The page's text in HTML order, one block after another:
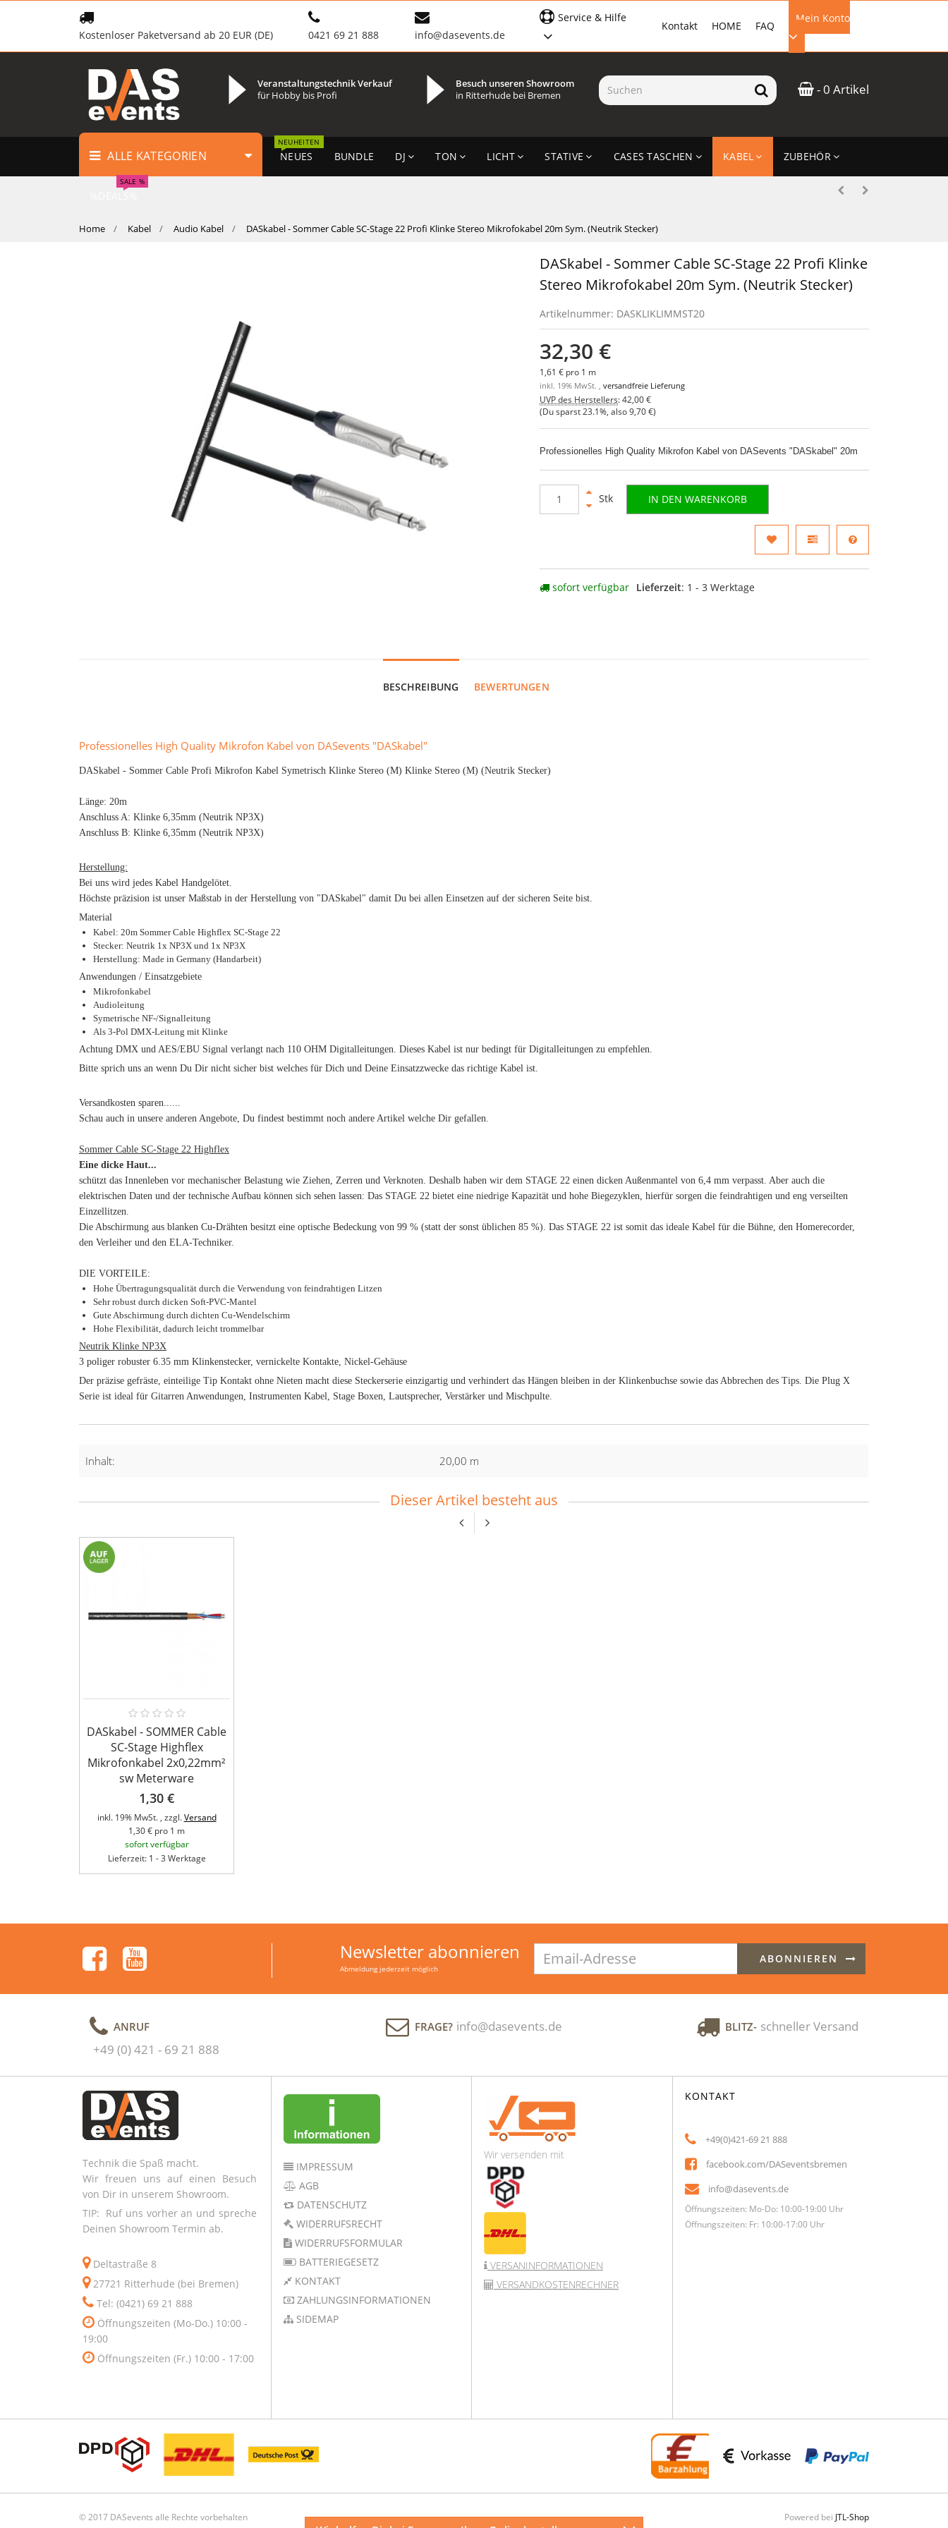
Kostenloser Paketversand ab 20 EUR (DE) 0421 69 21 888 info@dasevents.de
Mein Konto
EMAIL-ADRESSE
ANMELDEN
FAQ
HOME
Kontakt
Service & Hilfe
- 0 Artikel
Veranstaltungstechnik Verkauf
für Hobby bis Profi
Besuch unseren Showroom
in Ritterhude bei Bremen
ALLE KATEGORIEN NEUES
NEUHEITEN
BUNDLE DJ TON LICHT STATIVE CASES TASCHEN KABEL ZUBEHÖR
SALE %
Home Kabel Audio Kabel DASkabel - Sommer Cable SC-Stage 22 Profi Klinke Stereo Mikrofokabel 20m Sym. (Neutrik Stecker)
DASkabel - Sommer Cable SC-Stage 22 Profi Klinke
Stereo Mikrofokabel 20m Sym. (Neutrik Stecker)
Artikelnummer: DASKLIKLIMMST20
32,30 €
1,61 € pro 1 m
inkl. 19% MwSt. ,versandfreie Lieferung
UVP des Herstellers:42,00 €
(Du sparst 23.1% , also9,70 €)
Professionelles High Quality Mikrofon Kabel von DASevents "DASkabel" 20m
Stk IN DEN WARENKORB
sofort verfügbar Lieferzeit: 1 - 3 Werktage
BESCHREIBUNG BEWERTUNGEN
Professionelles High Quality Mikrofon Kabel von DASevents "DASkabel"
DASkabel - Sommer Cable Profi Mikrofon Kabel Symetrisch Klinke Stereo (M) Klinke Stereo (M) (Neutrik Stecker)
Länge: 20m
Anschluss A: Klinke 6,35mm (Neutrik NP3X)
Anschluss B: Klinke 6,35mm (Neutrik NP3X)
Herstellung:
Bei uns wird jedes Kabel Handgelötet.
Höchste präzision ist unser Maßstab in der Herstellung von "DASkabel" damit Du bei allen Einsetzen auf der sicheren Seite bist.
Material
Kabel: 20m Sommer Cable Highflex SC-Stage 22
Stecker: Neutrik 1x NP3X und 1x NP3X
Herstellung: Made in Germany (Handarbeit)
Anwendungen / Einsatzgebiete
Mikrofonkabel
Audioleitung
Symetrische NF-/Signalleitung
Als 3-Pol DMX-Leitung mit Klinke
Achtung DMX und AES/EBU Signal verlangt nach 110 OHM Digitalleitungen. Dieses Kabel ist nur bedingt für Digitalleitungen zu empfehlen.
Bitte sprich uns an wenn Du Dir nicht sicher bist welches für Dich und Deine Einsatzzwecke das richtige Kabel ist.
Versandkosten sparen......
Schau auch in unsere anderen Angebote, Du findest bestimmt noch andere Artikel welche Dir gefallen.
Sommer Cable SC-Stage 22 Highflex
Eine dicke Haut...
schützt das Innenleben vor mechanischer Belastung wie Ziehen, Zerren und Verknoten. Deshalb haben wir dem STAGE 22 einen dicken Außenmantel von 6,4 mm verpasst. Aber auch die
elektrischen Daten und der technische Aufbau können sich sehen lassen: Das STAGE 22 bietet eine niedrige Kapazität und hohe Biegezyklen, hierfür sorgen die feindrahtigen und eng verseilten
Einzellitzen.
Die Abschirmung aus blanken Cu-Drähten besitzt eine optische Bedeckung von 99 % (statt der sonst üblichen 85 %). Das STAGE 22 ist somit das ideale Kabel für die Bühne, den Homerecorder,
den Verleiher und den ELA-Techniker.
DIE VORTEILE:
Hohe Übertragungsqualität durch die Verwendung von feindrahtigen Litzen
Sehr robust durch dicken Soft-PVC-Mantel
Gute Abschirmung durch dichten Cu-Wendelschirm
Hohe Flexibilität, dadurch leicht trommelbar
Neutrik Klinke NP3X
3 poliger robuster 6.35 mm Klinkenstecker, vernickelte Kontakte, Nickel-Gehäuse
Der präzise gefräste, einteilige Tip Kontakt ohne Nieten macht diese Steckerserie einzigartig und verhindert das Hängen bleiben in der Klinkenbuchse sowie das Abbrechen des Tips. Die Plug X
Serie ist ideal für Gitarren Anwendungen, Instrumenten Kabel, Stage Boxen, Lautsprecher, Verstärker und Mischpulte.
Inhalt: 20,00 m
Dieser Artikel besteht aus
DASkabel - SOMMER Cable
SC-Stage Highflex
Mikrofonkabel 2x0,22mm²
sw Meterware
1,30 €
inkl. 19% MwSt. , zzgl. Versand
1,30 € pro 1 m
sofort verfügbar
Lieferzeit: 1 - 3 Werktage
Newsletter abonnieren
Abmeldung jederzeit möglich
Adresse
ABONNIEREN
ANRUF
+49 (0) 421 - 69 21 888
FRAGE? info@dasevents.de BLITZ- schneller Versand
Technik die Spaß macht.
Wir freuen uns auf einen Besuch
von Dir in unserem Showroom.
TIP: Ruf uns vorher an und spreche
Deinen Showroom Termin ab.
Deltastraße 8
27721 Ritterhude (bei Bremen)
Tel: (0421) 69 21 888
Öffnungszeiten (Mo-Do.) 10:00 -
19:00
Öffnungszeiten (Fr.) 10:00 - 17:00
IMPRESSUM
AGB
DATENSCHUTZ
WIDERRUFSRECHT
WIDERRUFSFORMULAR
BATTERIEGESETZ
KONTAKT
ZAHLUNGSINFORMATIONEN
SIDEMAP
Wir versenden mit
VERSANINFORMATIONEN
VERSANDKOSTENRECHNER
KONTAKT
+49(0)421-69 21 888
facebook.com/DASeventsbremen
info@dasevents.de
Öffnungszeiten: Mo-Do: 10:00-19:00 Uhr
Öffnungszeiten: Fr: 10:00-17:00 Uhr
© 2017 DASevents alle Rechte vorbehalten Powered bei JTL-Shop